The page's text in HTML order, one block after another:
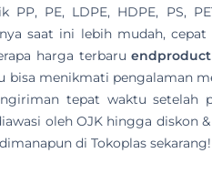
PP, PE, LDPE, HDPE, PS,
saat ini lebih mudah,
harga terbaru
bisa menikmati pengalaman
tepat waktu setelah
oleh OJK hingga
di Tokoplas sekarang!